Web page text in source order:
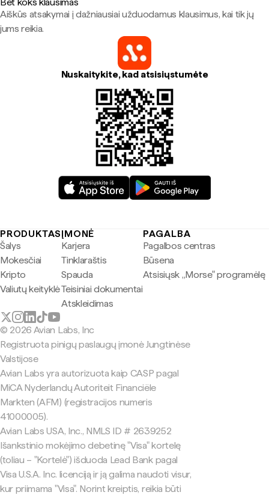
Aiškūs atsakymai į dažniausiai užduodamus klausimus, kai tik jų
jums reikia.
Nuskaitykite, kad atsisiųstumėte
PRODUKTAS
Šalys
Mokesčiai
Kripto
Valiutų keityklė
ĮMONĖ
Karjera
Tinklaraštis
Spauda
Teisiniai dokumentai
Atskleidimas
PAGALBA
Pagalbos centras
Būsena
Atsisiųsk „Morse" programėlę
© 2026 Avian Labs, Inc
Registruota pinigų paslaugų įmonė Jungtinėse
Valstijose
Avian Labs yra autorizuota kaip CASP pagal
MiCA Nyderlandų Autoriteit Financiële
Markten (AFM) (registracijos numeris
41000005).
Avian Labs USA, Inc., NMLS ID # 2639252
Išankstinio mokėjimo debetinę "Visa" kortelę
(toliau – "Kortelė") išduoda Lead Bank pagal
Visa U.S.A. Inc. licenciją ir ją galima naudoti visur,
kur priimama "Visa". Norint kreiptis, reikia būti